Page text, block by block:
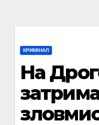
КРИМІНАЛ
На